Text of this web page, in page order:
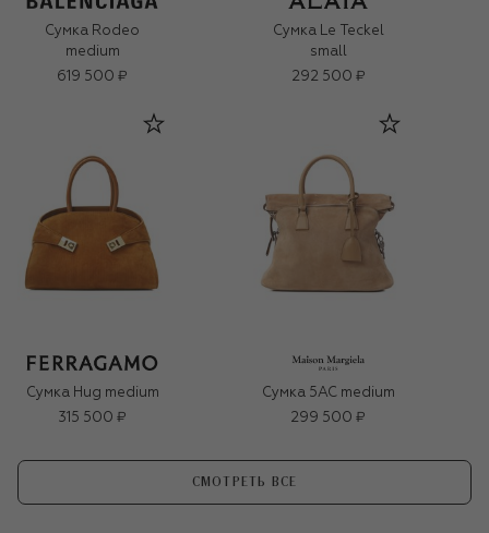
Сумка Rodeo
medium
619 500 ₽
Сумка Le Teckel
small
292 500 ₽
Сумка Hug medium
315 500 ₽
Сумка 5AC medium
299 500 ₽
СМОТРЕТЬ ВСЕ